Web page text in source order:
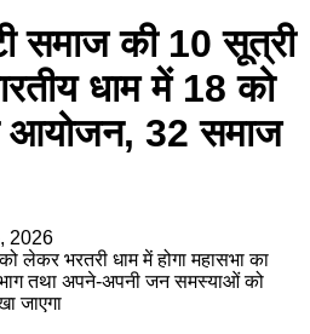
समाज की 10 सूत्री
धाम में 18 को
आयोजन, 32 समाज
2026
लेकर भरतरी धाम में होगा महासभा का
तथा अपने-अपनी जन समस्याओं को
जाएगा